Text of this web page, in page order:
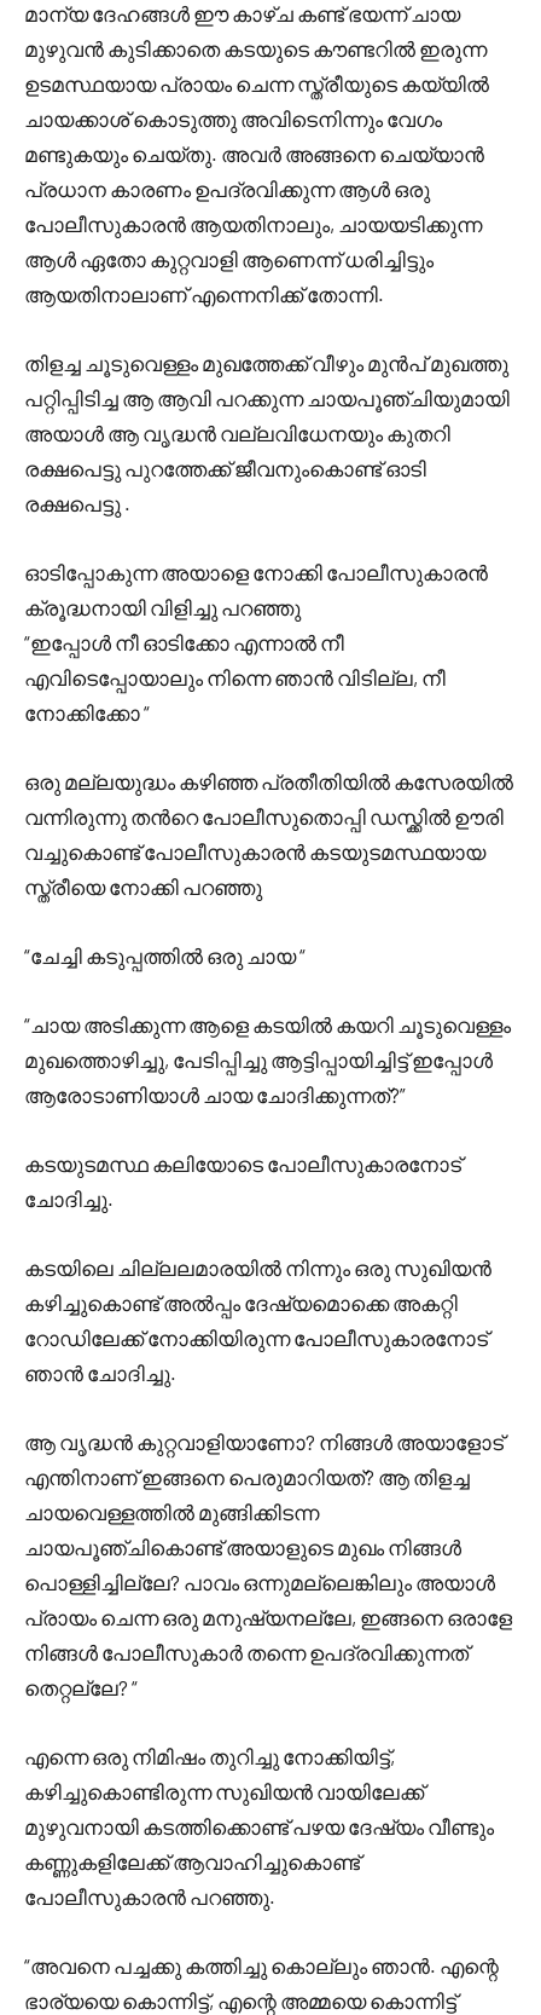
മാന്യ ദേഹങ്ങൾ ഈ കാഴ്ച കണ്ട് ഭയന്ന് ചായ
മുഴുവൻ കുടിക്കാതെ കടയുടെ കൗണ്ടറിൽ ഇരുന്ന
ഉടമസ്ഥയായ പ്രായം ചെന്ന സ്ത്രീയുടെ കയ്യിൽ
ചായക്കാശ് കൊടുത്തു അവിടെനിന്നും വേഗം
മണ്ടുകയും ചെയ്തു. അവർ അങ്ങനെ ചെയ്യാൻ
പ്രധാന കാരണം ഉപദ്രവിക്കുന്ന ആൾ ഒരു
പോലീസുകാരൻ ആയതിനാലും, ചായയടിക്കുന്ന
ആൾ ഏതോ കുറ്റവാളി ആണെന്ന് ധരിച്ചിട്ടും
ആയതിനാലാണ് എന്നെനിക്ക് തോന്നി.
തിളച്ച ചൂടുവെള്ളം മുഖത്തേക്ക് വീഴും മുൻപ് മുഖത്തു
പറ്റിപ്പിടിച്ച ആ ആവി പറക്കുന്ന ചായപൂഞ്ചിയുമായി
അയാൾ ആ വൃദ്ധൻ വല്ലവിധേനയും കുതറി
രക്ഷപെട്ടു പുറത്തേക്ക് ജീവനുംകൊണ്ട് ഓടി
രക്ഷപെട്ടു .
ഓടിപ്പോകുന്ന അയാളെ നോക്കി പോലീസുകാരൻ
ക്രൂദ്ധനായി വിളിച്ചു പറഞ്ഞു
“ഇപ്പോൾ നീ ഓടിക്കോ എന്നാൽ നീ
എവിടെപ്പോയാലും നിന്നെ ഞാൻ വിടില്ല, നീ
നോക്കിക്കോ “
ഒരു മല്ലയുദ്ധം കഴിഞ്ഞ പ്രതീതിയിൽ കസേരയിൽ
വന്നിരുന്നു തൻറെ പോലീസുതൊപ്പി ഡസ്ക്കിൽ ഊരി
വച്ചുകൊണ്ട് പോലീസുകാരൻ കടയുടമസ്ഥയായ
സ്ത്രീയെ നോക്കി പറഞ്ഞു
“ചേച്ചി കടുപ്പത്തിൽ ഒരു ചായ “
“ചായ അടിക്കുന്ന ആളെ കടയിൽ കയറി ചൂടുവെള്ളം
മുഖത്തൊഴിച്ചു, പേടിപ്പിച്ചു ആട്ടിപ്പായിച്ചിട്ട് ഇപ്പോൾ
ആരോടാണിയാൾ ചായ ചോദിക്കുന്നത്?”
കടയുടമസ്ഥ കലിയോടെ പോലീസുകാരനോട്
ചോദിച്ചു.
കടയിലെ ചില്ലലമാരയിൽ നിന്നും ഒരു സുഖിയൻ
കഴിച്ചുകൊണ്ട് അൽപ്പം ദേഷ്യമൊക്കെ അകറ്റി
റോഡിലേക്ക് നോക്കിയിരുന്ന പോലീസുകാരനോട്
ഞാൻ ചോദിച്ചു.
ആ വൃദ്ധൻ കുറ്റവാളിയാണോ? നിങ്ങൾ അയാളോട്
എന്തിനാണ് ഇങ്ങനെ പെരുമാറിയത്? ആ തിളച്ച
ചായവെള്ളത്തിൽ മുങ്ങിക്കിടന്ന
ചായപൂഞ്ചികൊണ്ട് അയാളുടെ മുഖം നിങ്ങൾ
പൊള്ളിച്ചില്ലേ? പാവം ഒന്നുമല്ലെങ്കിലും അയാൾ
പ്രായം ചെന്ന ഒരു മനുഷ്യനല്ലേ, ഇങ്ങനെ ഒരാളേ
നിങ്ങൾ പോലീസുകാർ തന്നെ ഉപദ്രവിക്കുന്നത്
തെറ്റല്ലേ? “
എന്നെ ഒരു നിമിഷം തുറിച്ചു നോക്കിയിട്ട്,
കഴിച്ചുകൊണ്ടിരുന്ന സുഖിയൻ വായിലേക്ക്
മുഴുവനായി കടത്തിക്കൊണ്ട് പഴയ ദേഷ്യം വീണ്ടും
കണ്ണുകളിലേക്ക് ആവാഹിച്ചുകൊണ്ട്
പോലീസുകാരൻ പറഞ്ഞു.
“അവനെ പച്ചക്കു കത്തിച്ചു കൊല്ലും ഞാൻ. എന്റെ
ഭാര്യയെ കൊന്നിട്ട്, എന്റെ അമ്മയെ കൊന്നിട്ട്